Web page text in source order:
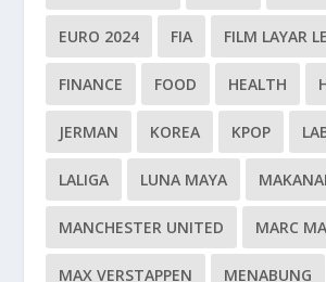
EURO 2024 FIA FILM LAYAR
FINANCE FOOD HEALTH
JERMAN KOREA KPOP
LALIGA LUNA MAYA
MANCHESTER UNITED MARC
MAX VERSTAPPEN MENABUNG